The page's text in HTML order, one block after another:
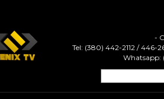
-
Tel: (380) 442-2112 / 446-
Whatsapp: